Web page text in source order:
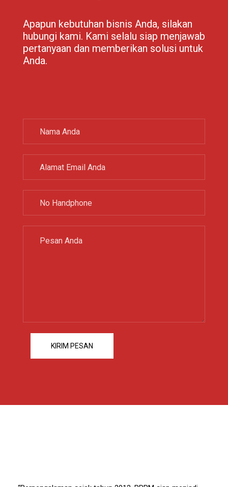
Apapun kebutuhan bisnis Anda, silakan
hubungi kami. Kami selalu siap menjawab
pertanyaan dan memberikan solusi untuk
Anda.